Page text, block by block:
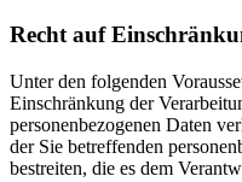
Recht auf
Unter den folgenden
Einschränkung der
personenbezogenen Daten
der Sie betreffenden
bestreiten, die es dem